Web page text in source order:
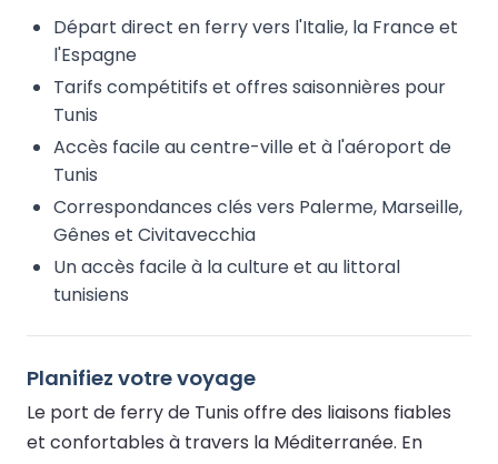
Départ direct en ferry vers l'Italie, la France et
l'Espagne
Tarifs compétitifs et offres saisonnières pour
Tunis
Accès facile au centre-ville et à l'aéroport de
Tunis
Correspondances clés vers Palerme, Marseille,
Gênes et Civitavecchia
Un accès facile à la culture et au littoral
tunisiens
Planifiez votre voyage
Le port de ferry de Tunis offre des liaisons fiables
et confortables à travers la Méditerranée. En